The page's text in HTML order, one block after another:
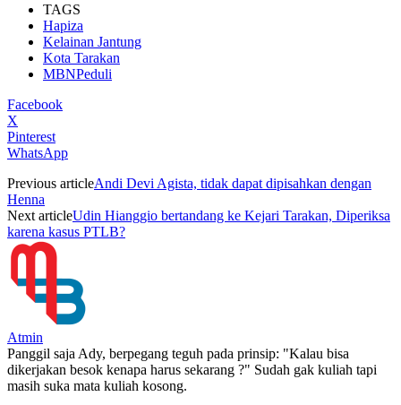
TAGS
Hapiza
Kelainan Jantung
Kota Tarakan
MBNPeduli
Facebook
X
Pinterest
WhatsApp
Previous articleAndi Devi Agista, tidak dapat dipisahkan dengan
Henna
Next articleUdin Hianggio bertandang ke Kejari Tarakan, Diperiksa
karena kasus PTLB?
Atmin
Panggil saja Ady, berpegang teguh pada prinsip: "Kalau bisa
dikerjakan besok kenapa harus sekarang ?" Sudah gak kuliah tapi
masih suka mata kuliah kosong.